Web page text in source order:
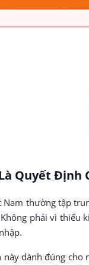
Quyết Định
Nam thường tập
phải vì thiếu
này dành đúng